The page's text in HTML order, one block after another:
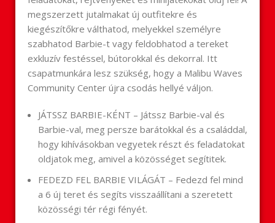
megszerzett jutalmakat új outfitekre és
kiegészítőkre válthatod, melyekkel személyre
szabhatod Barbie-t vagy feldobhatod a tereket
exkluzív festéssel, bútorokkal és dekorral. Itt
csapatmunkára lesz szükség, hogy a Malibu Waves
Community Center újra csodás hellyé váljon.
JÁTSSZ BARBIE-KÉNT – Játssz Barbie-val és
Barbie-val, meg persze barátokkal és a családdal,
hogy kihívásokban vegyetek részt és feladatokat
oldjatok meg, amivel a közösséget segítitek.
FEDEZD FEL BARBIE VILÁGÁT – Fedezd fel mind
a 6 új teret és segíts visszaállítani a szeretett
közösségi tér régi fényét.